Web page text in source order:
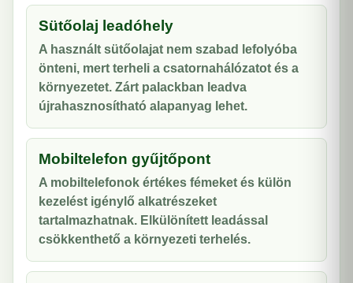
Sütőolaj leadóhely
A használt sütőolajat nem szabad lefolyóba
önteni, mert terheli a csatornahálózatot és a
környezetet. Zárt palackban leadva
újrahasznosítható alapanyag lehet.
Mobiltelefon gyűjtőpont
A mobiltelefonok értékes fémeket és külön
kezelést igénylő alkatrészeket
tartalmazhatnak. Elkülönített leadással
csökkenthető a környezeti terhelés.